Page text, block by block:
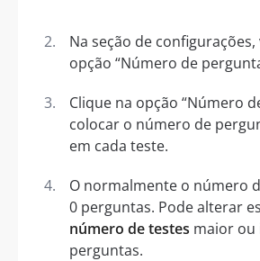
Na seção de
opção “Número de
Clique na opção “Número
colocar o número de
em cada teste.
O normalmente o número
0 perguntas. Pode alterar
número de testes maior ou
perguntas.